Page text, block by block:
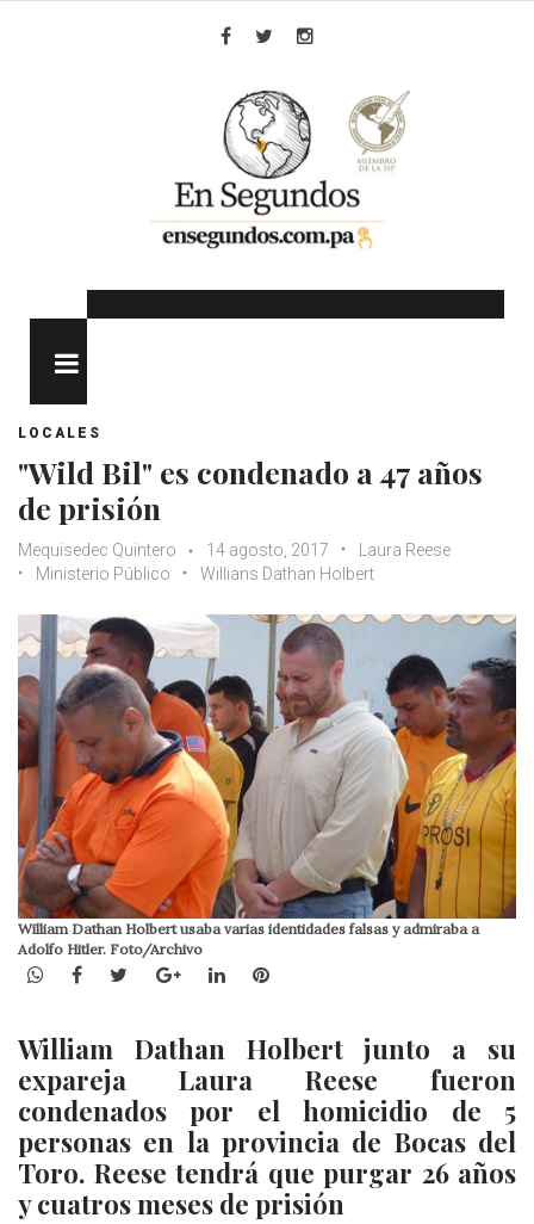
LOCALES
"Wild Bil" es condenado a 47 años
de prisión
Mequisedec Quintero 14 agosto, 2017
Laura Reese
Ministerio Público
Willians Dathan Holbert
William Dathan Holbert usaba varias identidades falsas y admiraba a
Adolfo Hitler. Foto/Archivo
WhatsApp
Facebook
TwitterGoogle+LinkedInPinterest
William Dathan Holbert junto a su
expareja Laura Reese fueron
condenados por el homicidio de 5
personas en la provincia de Bocas del
Toro. Reese tendrá que purgar 26 años
y cuatros meses de prisión